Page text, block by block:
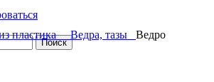
Поиск
пластикаВедра, тазы Ведро